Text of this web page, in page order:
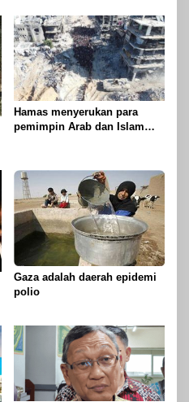
Hamas menyerukan para
pemimpin Arab dan Islam
genosida di Gaza
Gaza adalah daerah epidemi
polio